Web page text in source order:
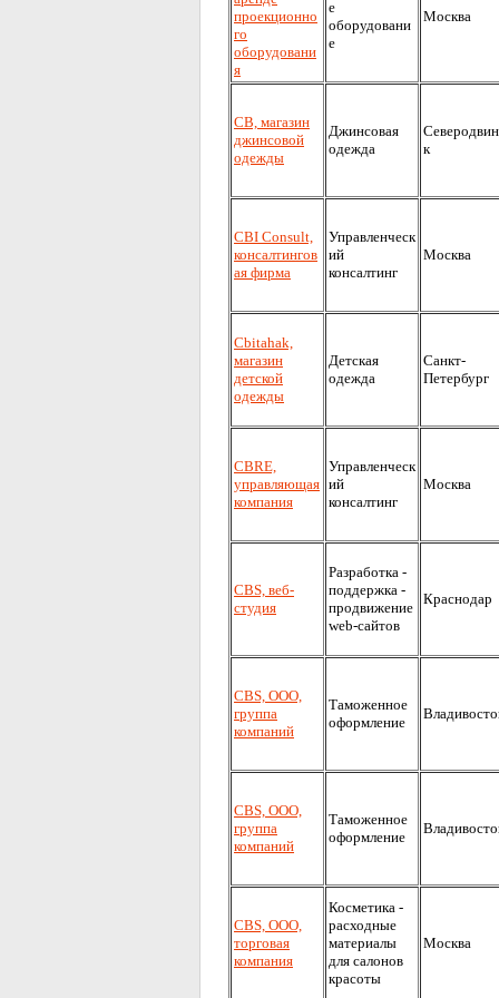
проекционно
го
оборудовани
я
е
оборудовани
е
Москва
CB, магазин
джинсовой
одежды
Джинсовая
одежда
к
CBI Consult,
консалтингов
ая фирма
Управленческ
ий
консалтинг
Москва
Cbitahak,
магазин
детской
одежды
Детская
одежда
Санкт-
Петербург
CBRE,
управляющая
компания
Управленческ
ий
консалтинг
Москва
CBS, веб-
студия
Разработка -
поддержка -
продвижение
web-сайтов
Краснодар
CBS, ООО,
группа
компаний
Таможенное
оформление
CBS, ООО,
группа
компаний
Таможенное
оформление
CBS, ООО,
торговая
компания
Косметика -
расходные
материалы
для салонов
красоты
Москва